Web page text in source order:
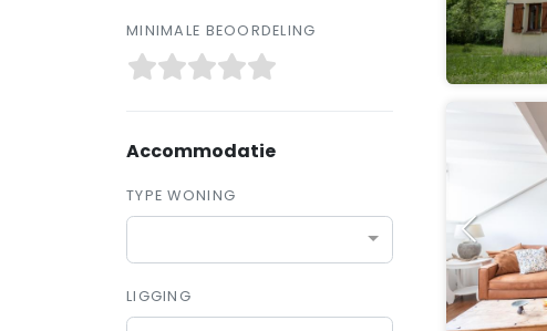
MINIMALE BEOORDELING
Accommodatie
TYPE WONING
LIGGING